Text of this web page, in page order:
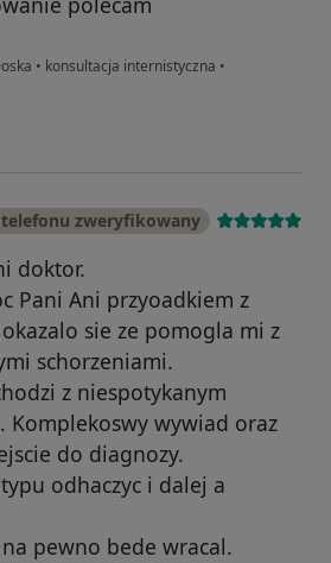
• konsultacja internistyczna •
zweryfikowany
doktor.
Pani Ani przyoadkiem z
sie ze pomogla mi z
schorzeniami.
z niespotykanym
Komplekoswy wywiad oraz
do diagnozy.
odhaczyc i dalej a
pewno bede wracal.